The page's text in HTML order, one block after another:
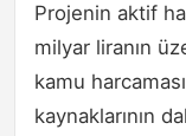
Projenin aktif
milyar liranın
kamu
kaynaklarının